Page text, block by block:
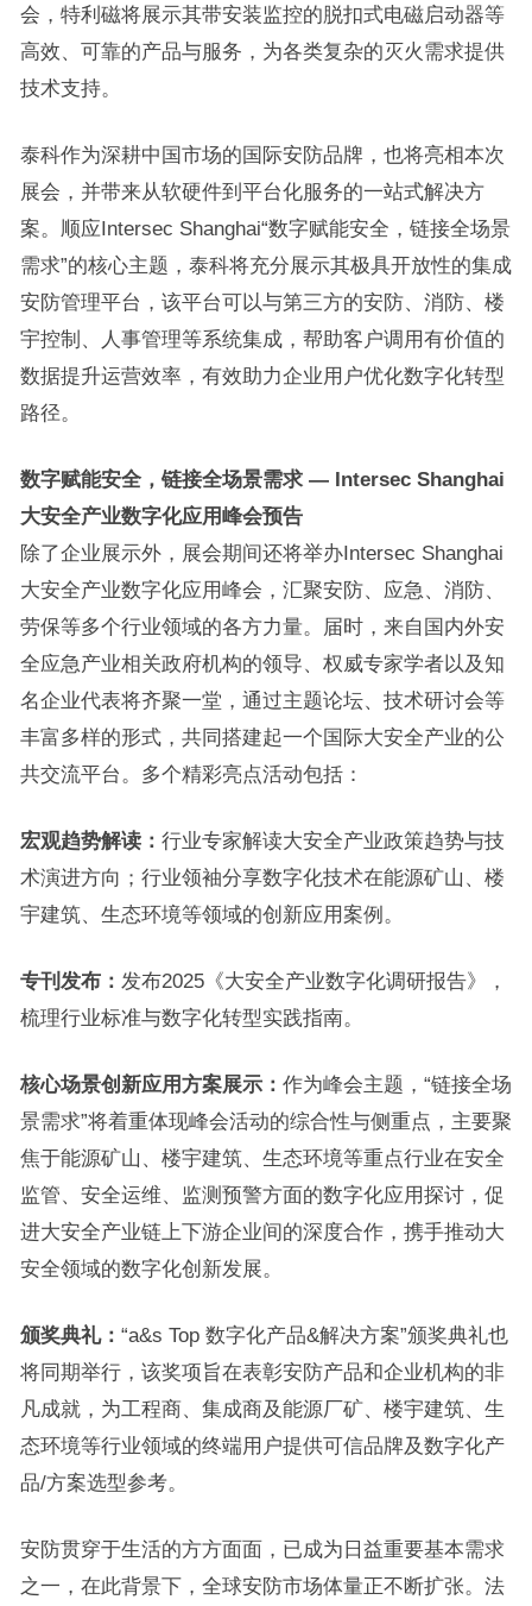
会，特利磁将展示其带安装监控的脱扣式电磁启动器等
高效、可靠的产品与服务，为各类复杂的灭火需求提供
技术支持。
泰科作为深耕中国市场的国际安防品牌，也将亮相本次
展会，并带来从软硬件到平台化服务的一站式解决方
案。顺应Intersec Shanghai“数字赋能安全，链接全场景
需求”的核心主题，泰科将充分展示其极具开放性的集成
安防管理平台，该平台可以与第三方的安防、消防、楼
宇控制、人事管理等系统集成，帮助客户调用有价值的
数据提升运营效率，有效助力企业用户优化数字化转型
路径。
数字赋能安全，链接全场景需求 —IntersecShanghai
大安全产业数字化应用峰会预告
除了企业展示外，展会期间还将举办Intersec Shanghai
大安全产业数字化应用峰会，汇聚安防、应急、消防、
劳保等多个行业领域的各方力量。届时，来自国内外安
全应急产业相关政府机构的领导、权威专家学者以及知
名企业代表将齐聚一堂，通过主题论坛、技术研讨会等
丰富多样的形式，共同搭建起一个国际大安全产业的公
共交流平台。多个精彩亮点活动包括：
宏观趋势解读： 行业专家解读大安全产业政策趋势与技
术演进方向；行业领袖分享数字化技术在能源矿山、楼
宇建筑、生态环境等领域的创新应用案例。
专刊发布： 发布2025《大安全产业数字化调研报告》，
梳理行业标准与数字化转型实践指南。
核心场景创新应用方案展示： 作为峰会主题，“链接全场
景需求”将着重体现峰会活动的综合性与侧重点，主要聚
焦于能源矿山、楼宇建筑、生态环境等重点行业在安全
监管、安全运维、监测预警方面的数字化应用探讨，促
进大安全产业链上下游企业间的深度合作，携手推动大
安全领域的数字化创新发展。
颁奖典礼： “a&s Top 数字化产品&解决方案”颁奖典礼也
将同期举行，该奖项旨在表彰安防产品和企业机构的非
凡成就，为工程商、集成商及能源厂矿、楼宇建筑、生
态环境等行业领域的终端用户提供可信品牌及数字化产
品/方案选型参考。
安防贯穿于生活的方方面面，已成为日益重要基本需求
之一，在此背景下，全球安防市场体量正不断扩张。法